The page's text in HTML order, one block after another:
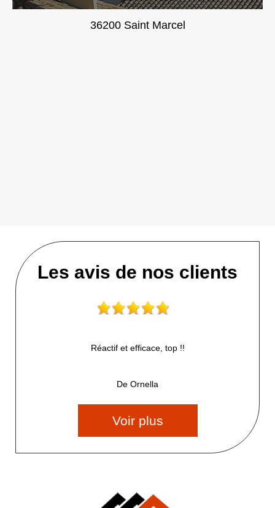
36200 Saint Marcel
Les avis de nos clients
Réactif et efficace, top !!
De Ornella
Voir plus